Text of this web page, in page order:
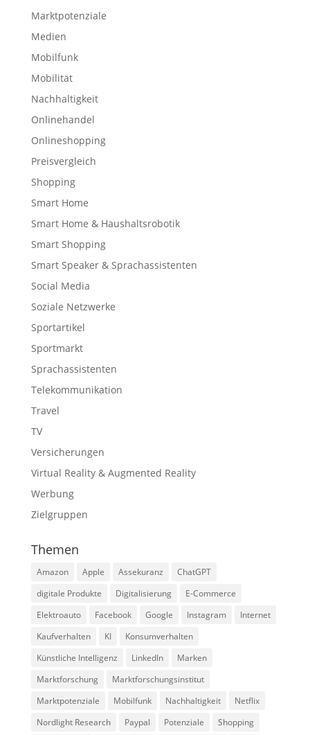
Marktpotenziale
Medien
Mobilfunk
Mobilität
Nachhaltigkeit
Onlinehandel
Onlineshopping
Preisvergleich
Shopping
Smart Home
Smart Home & Haushaltsrobotik
Smart Shopping
Smart Speaker & Sprachassistenten
Social Media
Soziale Netzwerke
Sportartikel
Sportmarkt
Sprachassistenten
Telekommunikation
Travel
TV
Versicherungen
Virtual Reality & Augmented Reality
Werbung
Zielgruppen
Themen
Amazon Apple Assekuranz
ChatGPT
digitale Produkte
Digitalisierung
E-Commerce
Elektroauto
Facebook Google Instagram
Internet
Kaufverhalten
KI
Konsumverhalten
Künstliche Intelligenz
LinkedIn
Marken
Marktforschung
Marktforschungsinstitut
Marktpotenziale
Mobilfunk Nachhaltigkeit
Netflix
Nordlight Research
Paypal Potenziale
Shopping